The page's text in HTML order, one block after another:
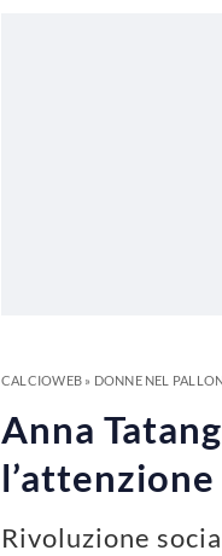
CALCIOWEB» DONNE NEL
Anna
Rivoluzione